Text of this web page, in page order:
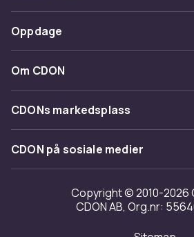
Spor pakke
Angre & returner her
Kontakt oss
Betaling
Levering
Tilbakekallinger
Oppdage
Kategorier
Varemerker
Om CDON
Om oss
Kundeanmeldelser
Jobbe på CDON
Investor relations
Tilgjengelighet
CDONs markedsplass
Merchant Help Center
CDON på sosiale medier
Copyright © 2010-2026
CDON AB, Org.nr: